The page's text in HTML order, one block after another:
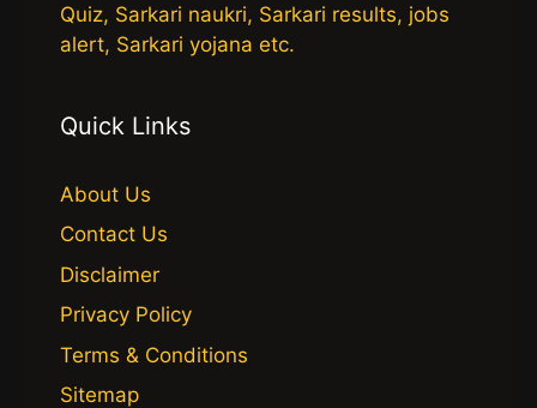
Quiz, Sarkari naukri, Sarkari results, jobs
alert, Sarkari yojana etc.
Quick Links
About Us
Contact Us
Disclaimer
Privacy Policy
Terms & Conditions
Sitemap